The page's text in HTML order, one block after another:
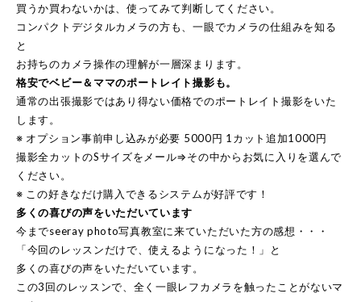
買うか買わないかは、使ってみて判断してください。
コンパクトデジタルカメラの方も、一眼でカメラの仕組みを知る
と
お持ちのカメラ操作の理解が一層深まります。
格安でベビー＆ママのポートレイト撮影も。
通常の出張撮影ではあり得ない価格でのポートレイト撮影をいた
します。
※ オプション事前申し込みが必要 5000円 1カット追加1000円
撮影全カットのSサイズをメール⇒その中からお気に入りを選んで
ください。
※ この好きなだけ購入できるシステムが好評です！
多くの喜びの声をいただいています
今までseeray photo写真教室に来ていただいた方の感想・・・
「今回のレッスンだけで、使えるようになった！」と
多くの喜びの声をいただいています。
この3回のレッスンで、全く一眼レフカメラを触ったことがないマ